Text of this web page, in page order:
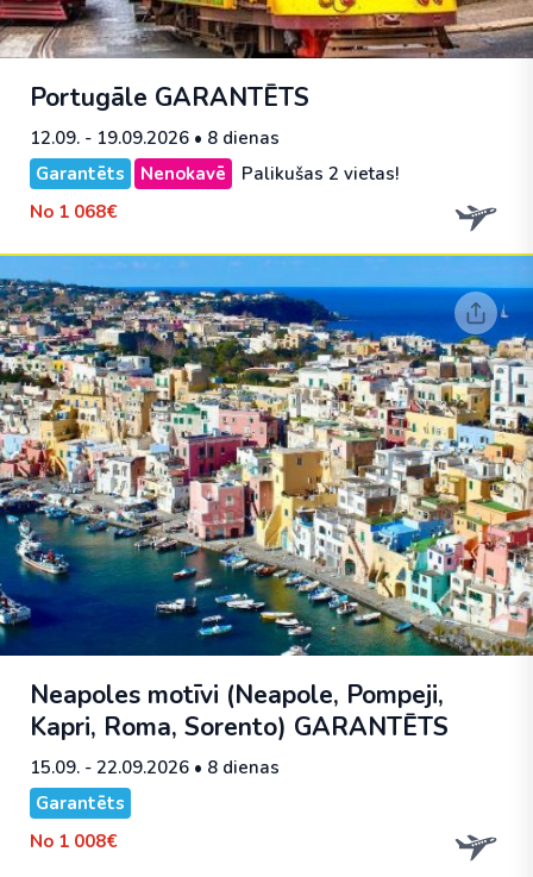
Portugāle GARANTĒTS
12.09. - 19.09.2026 • 8 dienas
Garantēts
Nenokavē
Palikušas 2 vietas!
No 1 068€
Neapoles motīvi (Neapole, Pompeji,
Kapri, Roma, Sorento) GARANTĒTS
15.09. - 22.09.2026 • 8 dienas
Garantēts
No 1 008€